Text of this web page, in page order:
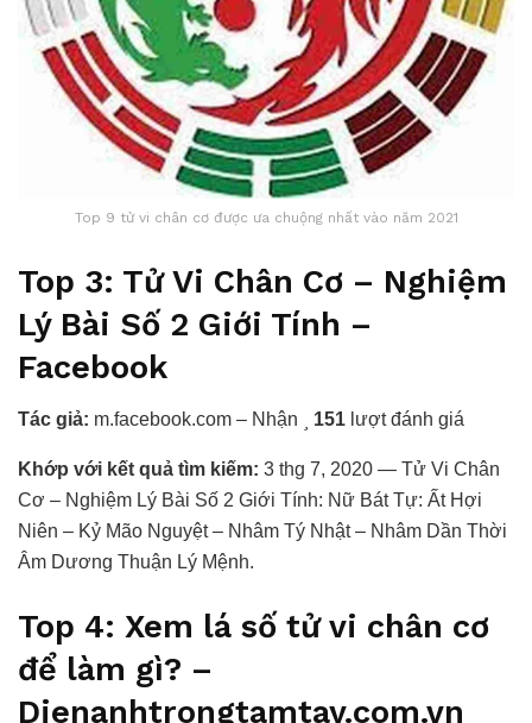
Top 9 tử vi chân cơ được ưa chuộng nhất vào năm 2021
Top 3: Tử Vi Chân Cơ – Nghiệm
Lý Bài Số 2 Giới Tính –
Facebook
Tác giả: m.facebook.com – Nhận 151 lượt đánh giá
Khớp với kết quả tìm kiếm: 3 thg 7, 2020 — Tử Vi Chân
Cơ – Nghiệm Lý Bài Số 2 Giới Tính: Nữ Bát Tự: Ất Hợi
Niên – Kỷ Mão Nguyệt – Nhâm Tý Nhật – Nhâm Dần Thời
Âm Dương Thuận Lý Mệnh.
Top 4: Xem lá số tử vi chân cơ
để làm gì? –
Dienanhtrongtamtay.com.vn